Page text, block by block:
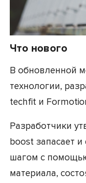
Что нового
В обновленной
технологии,
techfit и
Разработчики
boost запасает
шагом с
материала,